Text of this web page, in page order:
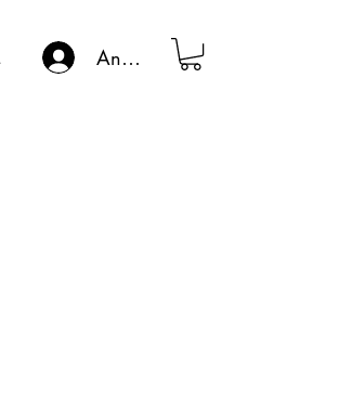
Kunden - Login
Anmelden